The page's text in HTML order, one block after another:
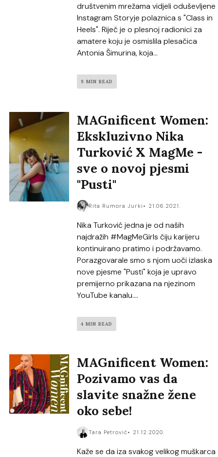
društvenim mrežama vidjeli oduševljene
Instagram Storyje polaznica s "Class in
Heels". Riječ je o plesnoj radionici za
amatere koju je osmislila plesačica
Antonia Šimurina, koja...
9 MIN READ
MAGnificent Women:
Ekskluzivno Nika
Turković X MagMe -
sve o novoj pjesmi
"Pusti"
Rita Rumora Jurki 21.06.2021.
Nika Turković jedna je od naših
najdražih #MagMeGirls čiju karijeru
kontinuirano pratimo i podržavamo.
Porazgovarale smo s njom uoči izlaska
nove pjesme "Pusti" koja je upravo
premijerno prikazana na njezinom
YouTube kanalu....
4 MIN READ
MAGnificent Women:
Pozivamo vas da
slavite snažne žene
oko sebe!
Tara Petrović 21.12.2020.
Kaže se da iza svakog velikog muškarca